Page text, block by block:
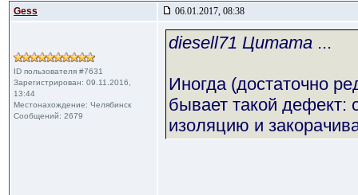
Gess 06.01.2017, 08:38
ID пользователя #7631
Зарегистрирован: 09.11.2016,
13:44
Местонахождение: Челябинск
Сообщений: 2679
diesell71 Цитата ...
Иногда (достаточно
бывает такой дефект:
изоляцию и